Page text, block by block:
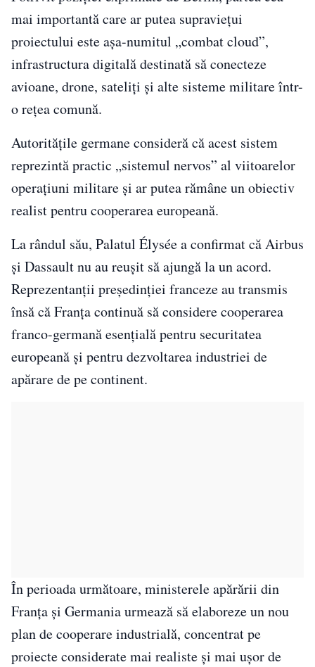
mai importantă care ar putea supraviețui
proiectului este așa-numitul „combat cloud”,
infrastructura digitală destinată să conecteze
avioane, drone, sateliți și alte sisteme militare într-
o rețea comună.
Autoritățile germane consideră că acest sistem
reprezintă practic „sistemul nervos” al viitoarelor
operațiuni militare și ar putea rămâne un obiectiv
realist pentru cooperarea europeană.
La rândul său, Palatul Élysée a confirmat că Airbus
și Dassault nu au reușit să ajungă la un acord.
Reprezentanții președinției franceze au transmis
însă că Franța continuă să considere cooperarea
franco-germană esențială pentru securitatea
europeană și pentru dezvoltarea industriei de
apărare de pe continent.
În perioada următoare, ministerele apărării din
Franța și Germania urmează să elaboreze un nou
plan de cooperare industrială, concentrat pe
proiecte considerate mai realiste și mai ușor de